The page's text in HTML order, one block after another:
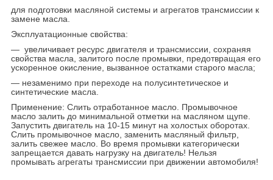
для подготовки масляной системы и агрегатов трансмиссии к
замене масла.
Эксплуатационные свойства:
— увеличивает ресурс двигателя и трансмиссии, сохраняя
свойства масла, залитого после промывки, предотвращая его
ускоренное окисление, вызванное остатками старого масла;
— незаменимо при переходе на полусинтетическое и
синтетические масла.
Применение: Слить отработанное масло. Промывочное
масло залить до минимальной отметки на масляном щупе.
Запустить двигатель на 10-15 минут на холостых оборотах.
Слить промывочное масло, заменить масляный фильтр,
залить свежее масло. Во время промывки категорически
запрещается давать нагрузку на двигатель! Нельзя
промывать агрегаты трансмиссии при движении автомобиля!